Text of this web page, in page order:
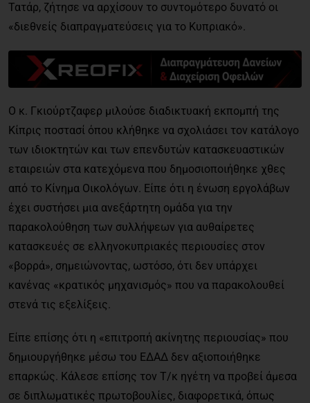
Τατάρ, ζήτησε να αρχίσουν το συντομότερο δυνατό οι
«διεθνείς διαπραγματεύσεις για το Κυπριακό».
Ο κ. Γκιούρτζαφερ μιλούσε διαδικτυακή εκπομπή της
Κίπρις ποστασί όπου κλήθηκε να σχολιάσει τον κατάλογο
των ιδιοκτητών και των επενδυτών κατασκευαστικών
εταιρειών στα κατεχόμενα που δημοσιοποιήθηκε χθες
από το Κίνημα Οικολόγων. Είπε ότι η ένωση εργολάβων
έχει συστήσει μια ανεξάρτητη ομάδα για την
παρακολούθηση των συλλήψεων για αυθαίρετες
κατασκευές σε ελληνοκυπριακές περιουσίες στον
«βορρά», σημειώνοντας, ωστόσο, ότι δεν υπάρχει
κανένας «κρατικός μηχανισμός» που να παρακολουθεί
στενά τις εξελίξεις.
Είπε επίσης ότι η «επιτροπή ακίνητης περιουσίας» που
δημιουργήθηκε μέσω του ΕΔΑΔ δεν αξιοποιήθηκε
επαρκώς. Κάλεσε επίσης τον Τ/κ ηγέτη να προβεί άμεσα
σε διπλωματικές πρωτοβουλίες, διαφορετικά, όπως